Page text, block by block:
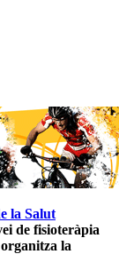
la Salut
de fisioteràpia
la